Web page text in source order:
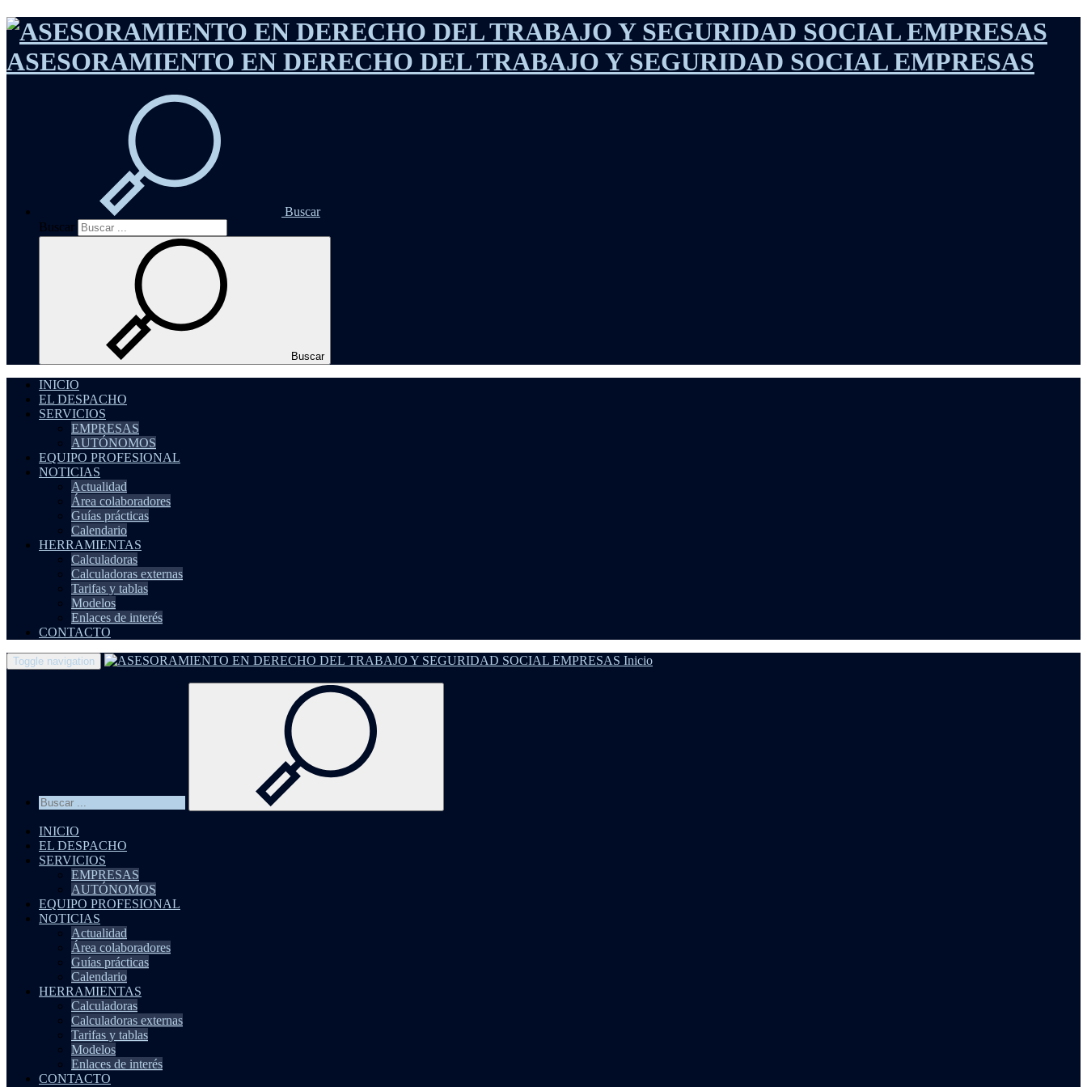
ASESORAMIENTO EN DERECHO DEL TRABAJO Y SEGURIDAD SOCIAL EMPRESAS
Buscar
Buscar
Buscar
INICIO
EL DESPACHO
SERVICIOS
EMPRESAS
AUTÓNOMOS
EQUIPO PROFESIONAL
NOTICIAS
Actualidad
Área colaboradores
Guías prácticas
Calendario
HERRAMIENTAS
Calculadoras
Calculadoras externas
Tarifas y tablas
Modelos
Enlaces de interés
CONTACTO
Toggle navigation Inicio
INICIO
EL DESPACHO
SERVICIOS
EMPRESAS
AUTÓNOMOS
EQUIPO PROFESIONAL
NOTICIAS
Actualidad
Área colaboradores
Guías prácticas
Calendario
HERRAMIENTAS
Calculadoras
Calculadoras externas
Tarifas y tablas
Modelos
Enlaces de interés
CONTACTO